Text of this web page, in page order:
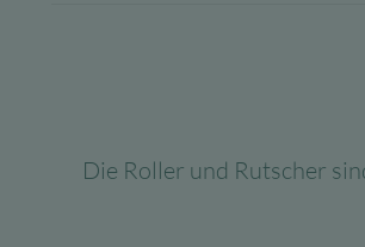
Die Roller und Rutscher